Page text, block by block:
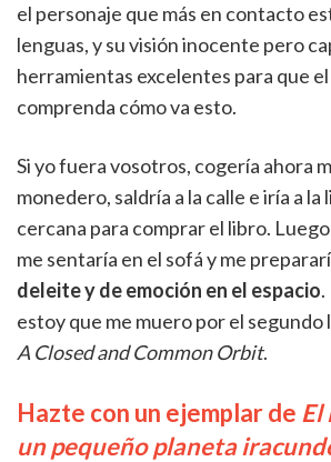
el personaje que más en contacto
lenguas, y su visión inocente pero
herramientas excelentes para que
comprenda cómo va esto.
Si yo fuera vosotros, cogería ahora
monedero, saldría a la calle e iría a la
cercana para comprar el libro.
me sentaría en el sofá y me
deleite y de emoción en el espacio
estoy que me muero por el segundo
A Closed and Common Orbit.
Hazte con un ejemplar de El
un pequeño planeta